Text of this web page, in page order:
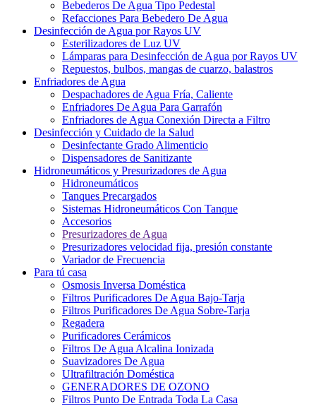
Bebederos De Agua Tipo Pedestal
Refacciones Para Bebedero De Agua
Desinfección de Agua por Rayos UV
Esterilizadores de Luz UV
Lámparas para Desinfección de Agua por Rayos UV
Repuestos, bulbos, mangas de cuarzo, balastros
Enfriadores de Agua
Despachadores de Agua Fría, Caliente
Enfriadores De Agua Para Garrafón
Enfriadores de Agua Conexión Directa a Filtro
Desinfección y Cuidado de la Salud
Desinfectante Grado Alimenticio
Dispensadores de Sanitizante
Hidroneumáticos y Presurizadores de Agua
Hidroneumáticos
Tanques Precargados
Sistemas Hidroneumáticos Con Tanque
Accesorios
Presurizadores de Agua
Presurizadores velocidad fija, presión constante
Variador de Frecuencia
Para tú casa
Osmosis Inversa Doméstica
Filtros Purificadores De Agua Bajo-Tarja
Filtros Purificadores De Agua Sobre-Tarja
Regadera
Purificadores Cerámicos
Filtros De Agua Alcalina Ionizada
Suavizadores De Agua
Ultrafiltración Doméstica
GENERADORES DE OZONO
Filtros Punto De Entrada Toda La Casa